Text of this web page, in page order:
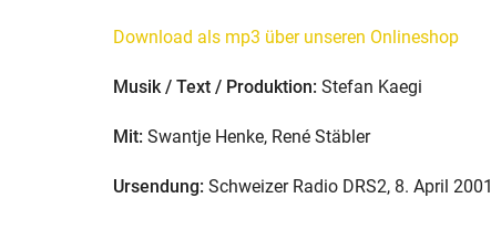
Download als mp3 über unseren Onlineshop
Musik / Text / Produktion: Stefan Kaegi
Mit: Swantje Henke, René Stäbler
Ursendung: Schweizer Radio DRS2, 8. April 2001